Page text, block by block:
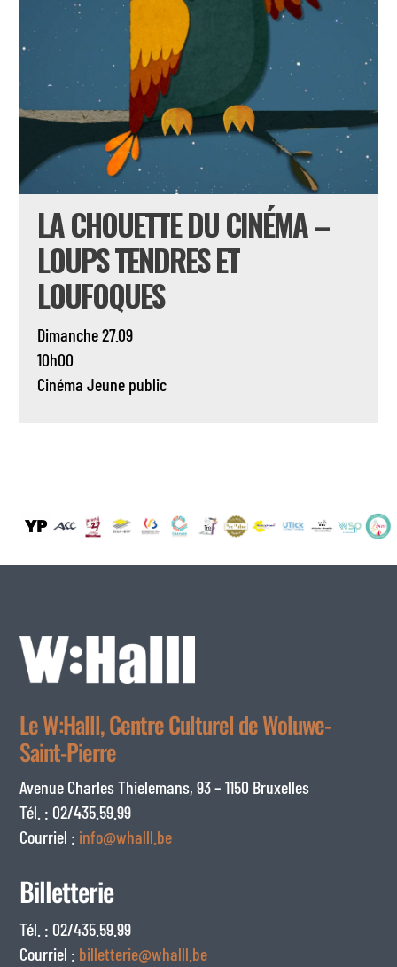
LA CHOUETTE DU CINÉMA –
LOUPS TENDRES ET
LOUFOQUES
Dimanche 27.09
10h00
Cinéma Jeune public
Le W:Halll, Centre Culturel de Woluwe-
Saint-Pierre
Avenue Charles Thielemans, 93 – 1150 Bruxelles
Tél. : 02/435.59.99
Courriel : info@whalll.be
Billetterie
Tél. : 02/435.59.99
Courriel : billetterie@whalll.be